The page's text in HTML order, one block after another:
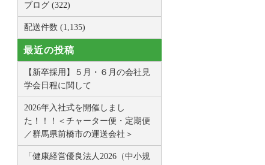
ブログ (322)
配送件数 (1,135)
最近の投稿
【新卒採用】５月・６月の会社見
学会日程に関して
2026年入社式を開催しまし
た！！！＜チャーター便・定期便
／群馬県前橋市の運送会社＞
「健康経営優良法人2026（中小規